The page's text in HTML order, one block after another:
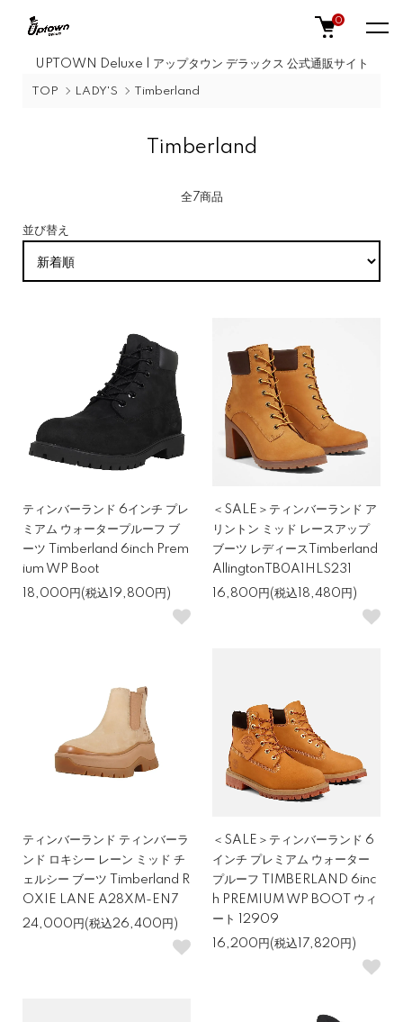
UPTOWN Deluxe | アップタウン デラックス 公式通販サイト
0
TOP LADY'S Timberland
Timberland
全7商品
並び替え
ティンバーランド 6インチ プレ
ミアム ウォータープルーフ ブ
ーツ Timberland 6inch Prem
ium WP Boot
18,000円(税込19,800円)
＜SALE＞ティンバーランド ア
リントン ミッド レースアップ
ブーツ レディースTimberland
AllingtonTB0A1HLS231
16,800円(税込18,480円)
ティンバーランド ティンバーラ
ンド ロキシー レーン ミッド チ
ェルシー ブーツ Timberland R
OXIE LANE A28XM-EN7
24,000円(税込26,400円)
＜SALE＞ティンバーランド 6
インチ プレミアム ウォーター
プルーフ TIMBERLAND 6inc
h PREMIUM WP BOOT ウィ
ート 12909
16,200円(税込17,820円)